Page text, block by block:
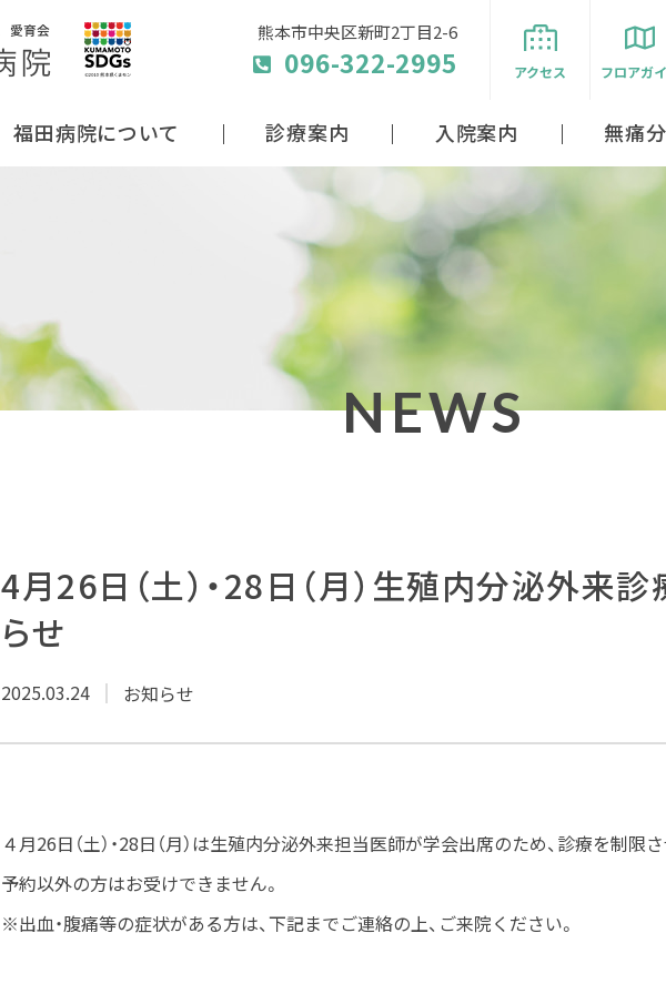
熊本市中央区新町2丁目2-6
096-322-2995 アクセス フロアガ
福田病院について 診療案内 入院案内 無痛
NEWS
4月26日（土）・28日（月）生殖内分泌外来
らせ
2025.03.24 お知らせ
４月26日（土）・28日（月）は生殖内分泌外来担当医師が学会出席のため、診療を制限
予約以外の方はお受けできません。
※出血・腹痛等の症状がある方は、下記までご連絡の上、ご来院ください。